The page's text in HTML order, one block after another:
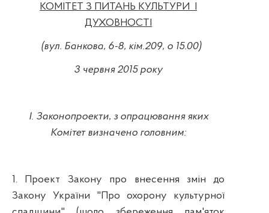
КОМІТЕТ З ПИТАНЬ КУЛЬТУРИ І
ДУХОВНОСТІ
(вул. Банкова, 6-8, кім.209, о 15.00)
3 червня 2015 року
І. Законопроекти, з опрацювання яких
Комітет визначено головним:
1. Проект Закону про внесення змін до
Закону України "Про охорону культурної